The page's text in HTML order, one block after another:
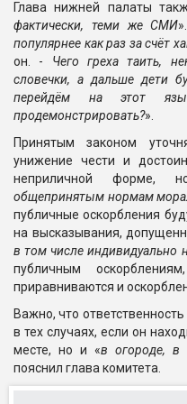
Глава нижней палаты
фактически, теми же СМИ
популярнее как раз за счёт
он. - Чего греха таить,
словечки, а дальше дети
перейдём на этот
продемонстрировать?».
Принятым законом
унижение чести и
неприличной
общепринятым нормам
публичные оскорбления
на высказывания,
в том числе индивидуально
публичным
приравниваются и
Важно, что
в тех случаях, если он
месте, но и «в огороде, в
пояснил глава комитета.